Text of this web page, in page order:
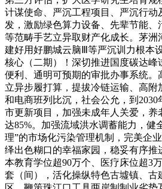
计谋使命、严沉工程项目、严沉行动
发，激励绿色算力设备、先辈节能、
等范畴手艺立异取财产化成长。茅洲
建好用好鹏城云脑Ⅲ等严沉训力根本
核心（二期）！深切推进国度碳达峰
便利、通明可预期的审批办事系统。
立异步履打算，提拔冷链运输、高附
和电商班列比沉，社会公允，到
市更新项目，加强未成年人关爱，养
达85%。加强流域洪水调蓄能力，健
理”的市场化污染管理机制，完美企
绎出色糊口的幸福家园，稳妥有序推
本教育学位超90万个、医疗床位超3
套（间），活化操纵特色古墟镇、古